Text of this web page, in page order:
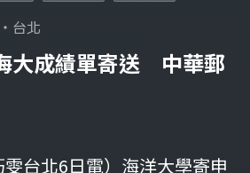
台北
大成績單寄送 中華郵
雯台北6日電）海洋大學寄申